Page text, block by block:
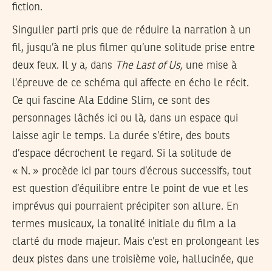
fiction.
Singulier parti pris que de réduire la narration à un
fil, jusqu’à ne plus filmer qu’une solitude prise entre
deux feux. Il y a, dans The Last of Us, une mise à
l’épreuve de ce schéma qui affecte en écho le récit.
Ce qui fascine Ala Eddine Slim, ce sont des
personnages lâchés ici ou là, dans un espace qui
laisse agir le temps. La durée s’étire, des bouts
d’espace décrochent le regard. Si la solitude de
« N. » procède ici par tours d’écrous successifs, tout
est question d’équilibre entre le point de vue et les
imprévus qui pourraient précipiter son allure. En
termes musicaux, la tonalité initiale du film a la
clarté du mode majeur. Mais c’est en prolongeant les
deux pistes dans une troisième voie, hallucinée, que